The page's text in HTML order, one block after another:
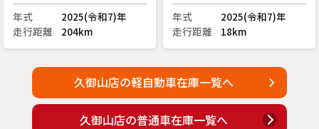
年式
2025(令和7)年
走行距離
204km
年式
2025(令和7)年
走行距離
18km
久御山店の軽自動車在庫一覧へ
久御山店の普通車在庫一覧へ